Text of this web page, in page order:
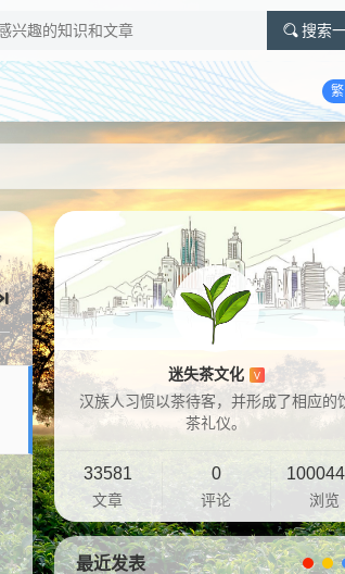
搜索
迷失茶文化 V
汉族人习惯以茶待客，并形成了相应的
茶礼仪。
33581
文章
0
评论 浏览
最近发表